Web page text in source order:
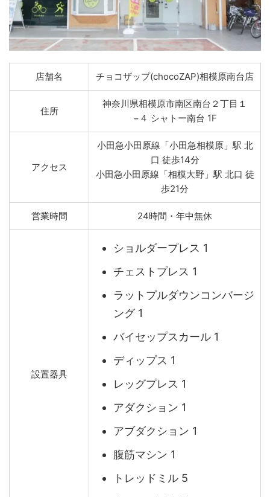
店舗名 チョコザップ(chocoZAP)相模原南台店
住所
神奈川県相模原市南区南台２丁目１
−４ シャトー南台 1F
アクセス
小田急小田原線「小田急相模原」駅 北
口 徒歩14分
小田急小田原線「相模大野」駅 北口 徒
歩21分
営業時間 24時間・年中無休
設置器具
ショルダープレス 1
チェストプレス 1
ラットプルダウンコンバージ
ング 1
バイセップスカール 1
ディップス 1
レッグプレス 1
アダクション 1
アブダクション 1
腹筋マシン 1
トレッドミル 5